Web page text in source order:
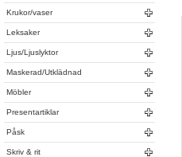
Krukor/vaser
Leksaker
Ljus/Ljuslyktor
Maskerad/Utklädnad
Möbler
Presentartiklar
Påsk
Skriv & rit